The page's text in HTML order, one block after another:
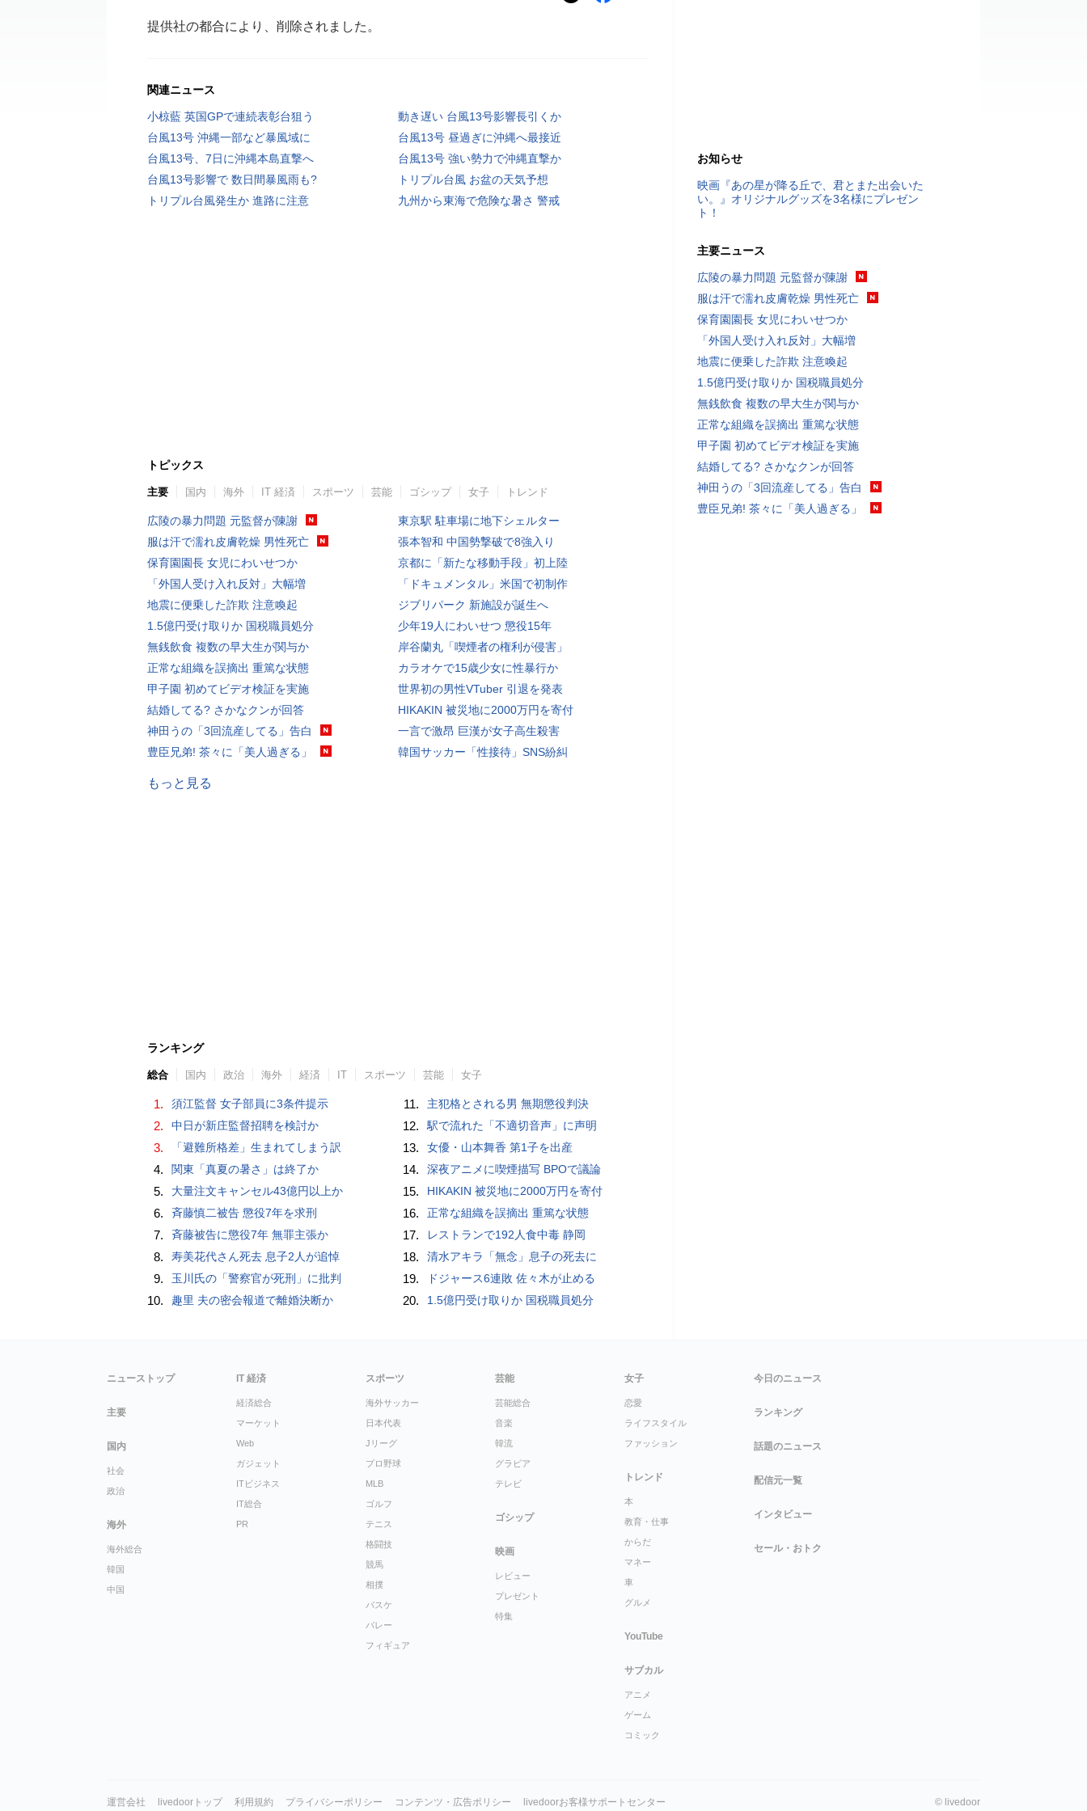
提供社の都合により、削除されました。
関連ニュース
小椋藍 英国GPで連続表彰台狙う
動き遅い 台風13号影響長引くか
台風13号 沖縄一部など暴風域に
台風13号 昼過ぎに沖縄へ最接近
台風13号、7日に沖縄本島直撃へ
台風13号 強い勢力で沖縄直撃か
台風13号影響で 数日間暴風雨も?
トリプル台風 お盆の天気予想
トリプル台風発生か 進路に注意
九州から東海で危険な暑さ 警戒
トピックス
主要 国内 海外 IT 経済 スポーツ 芸能 ゴシップ 女子 トレンド
広陵の暴力問題 元監督が陳謝
服は汗で濡れ皮膚乾燥 男性死亡
保育園園長 女児にわいせつか
「外国人受け入れ反対」大幅増
地震に便乗した詐欺 注意喚起
1.5億円受け取りか 国税職員処分
無銭飲食 複数の早大生が関与か
正常な組織を誤摘出 重篤な状態
甲子園 初めてビデオ検証を実施
結婚してる? さかなクンが回答
神田うの「3回流産してる」告白
豊臣兄弟! 茶々に「美人過ぎる」
東京駅 駐車場に地下シェルター
張本智和 中国勢撃破で8強入り
京都に「新たな移動手段」初上陸
「ドキュメンタル」米国で初制作
ジブリパーク 新施設が誕生へ
少年19人にわいせつ 懲役15年
岸谷蘭丸「喫煙者の権利が侵害」
カラオケで15歳少女に性暴行か
世界初の男性VTuber 引退を発表
HIKAKIN 被災地に2000万円を寄付
一言で激昂 巨漢が女子高生殺害
韓国サッカー「性接待」SNS紛糾
もっと見る
ランキング
総合 国内 政治 海外 経済 IT スポーツ 芸能 女子
1. 須江監督 女子部員に3条件提示
2. 中日が新庄監督招聘を検討か
3. 「避難所格差」生まれてしまう訳
4. 関東「真夏の暑さ」は終了か
5. 大量注文キャンセル43億円以上か
6. 斉藤慎二被告 懲役7年を求刑
7. 斉藤被告に懲役7年 無罪主張か
8. 寿美花代さん死去 息子2人が追悼
9. 玉川氏の「警察官が死刑」に批判
10. 趣里 夫の密会報道で離婚決断か
11. 主犯格とされる男 無期懲役判決
12. 駅で流れた「不適切音声」に声明
13. 女優・山本舞香 第1子を出産
14. 深夜アニメに喫煙描写 BPOで議論
15. HIKAKIN 被災地に2000万円を寄付
16. 正常な組織を誤摘出 重篤な状態
17. レストランで192人食中毒 静岡
18. 清水アキラ「無念」息子の死去に
19. ドジャース6連敗 佐々木が止める
20. 1.5億円受け取りか 国税職員処分
お知らせ
映画『あの星が降る丘で、君とまた出会いた
い。』オリジナルグッズを3名様にプレゼン
ト！
主要ニュース
広陵の暴力問題 元監督が陳謝
服は汗で濡れ皮膚乾燥 男性死亡
保育園園長 女児にわいせつか
「外国人受け入れ反対」大幅増
地震に便乗した詐欺 注意喚起
1.5億円受け取りか 国税職員処分
無銭飲食 複数の早大生が関与か
正常な組織を誤摘出 重篤な状態
甲子園 初めてビデオ検証を実施
結婚してる? さかなクンが回答
神田うの「3回流産してる」告白
豊臣兄弟! 茶々に「美人過ぎる」
ニューストップ
主要
国内
社会
政治
海外
海外総合
韓国
中国
IT 経済
経済総合
マーケット
Web
ガジェット
ITビジネス
IT総合
PR
スポーツ
海外サッカー
日本代表
Jリーグ
プロ野球
MLB
ゴルフ
テニス
格闘技
競馬
相撲
バスケ
バレー
フィギュア
芸能
芸能総合
音楽
韓流
グラビア
テレビ
ゴシップ
映画
レビュー
プレゼント
特集
女子
恋愛
ライフスタイル
ファッション
トレンド
本
教育・仕事
からだ
マネー
車
グルメ
YouTube
サブカル
アニメ
ゲーム
コミック
今日のニュース
ランキング
話題のニュース
配信元一覧
インタビュー
セール・おトク
運営会社 livedoorトップ 利用規約 プライバシーポリシー コンテンツ・広告ポリシー livedoorお客様サポートセンター © livedoor